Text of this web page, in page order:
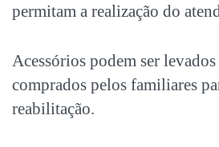
permitam a realização do
Acessórios podem ser
comprados pelos familiares
reabilitação.